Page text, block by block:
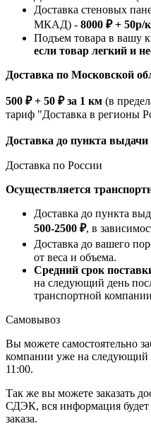
Доставка стеновых
МКАД) - 8000 ₽ +
Подъем товара в вашу
если товар легкий и
Доставка по Московской
500 ₽ + 50 ₽ за 1 км (в
тариф "Доставка в регионы
Доставка до пункта
Доставка по России
Осуществляется
Доставка до пункта
500-2500 ₽, в
Доставка до вашего
от веса и объема.
Средний срок
на следующий день
транспортной
Самовывоз
Вы можете самостоятельно
компании уже на следующий
11:00.
Так же вы можете заказать
СДЭК, вся информация будет
заказа.